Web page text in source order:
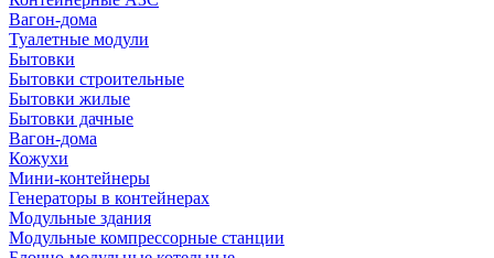
Вагон-дома
Туалетные модули
Бытовки
Бытовки строительные
Бытовки жилые
Бытовки дачные
Вагон-дома
Кожухи
Мини-контейнеры
Генераторы в контейнерах
Модульные здания
Модульные компрессорные станции